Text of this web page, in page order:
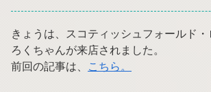
きょうは、スコティッシュフォールド
ろくちゃんが来店されました。
前回の記事は、
こちら。